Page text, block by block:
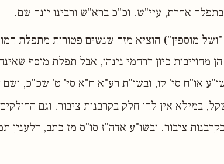
בתפלה אחרת, עיי"ש. וכ"כ ברא"ש ורבינו יונה שם.
מוספין") הוציא מזה שנשים פטורות מתפלת
מחוייבות כיון דרחמי נינהו, אבל תפלת מוסף
או"ח סי' קו, ובשו"ת רע"א ח"א סי' ט' שכ"כ, ושם
במילא אין להן חלק בקרבנות ציבור. וגם
ציבור. ובשו"ע אדה"ז סו"ס מז כתב, דלענין